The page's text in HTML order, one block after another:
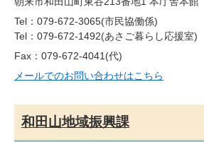
Tel：079-672-3065 市民協働係
Tel：079-672-1492 あさご暮らし応援室
Fax：079-672-4041(代)
メールでのお問い合わせはこちら
和田山地域振興課